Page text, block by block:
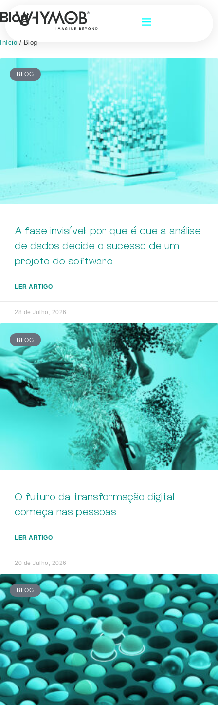
Blog
Início / Blog
BLOG
A fase invisível: por que é que a análise
de dados decide o sucesso de um
projeto de software
LER ARTIGO
28 de Julho, 2026
BLOG
O futuro da transformação digital
começa nas pessoas
LER ARTIGO
20 de Julho, 2026
BLOG